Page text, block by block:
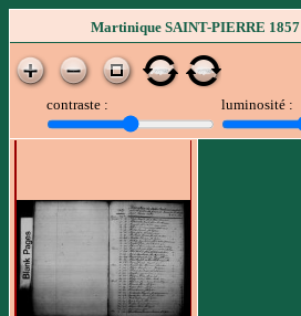
Martinique SAINT-PIERRE 1857
contraste : luminosité :